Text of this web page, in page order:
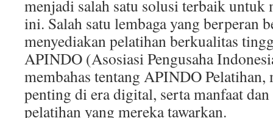
menjadi salah satu solusi terbaik untuk
ini. Salah satu lembaga yang berperan
menyediakan pelatihan berkualitas
APINDO (Asosiasi Pengusaha
membahas tentang APINDO Pelatihan,
penting di era digital, serta manfaat
pelatihan yang mereka tawarkan.